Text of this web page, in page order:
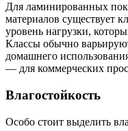
Для ламинированных
материалов существует
уровень нагрузки,
Классы обычно
домашнего
— для коммерческих
Влагостойкость
Особо стоит выделить